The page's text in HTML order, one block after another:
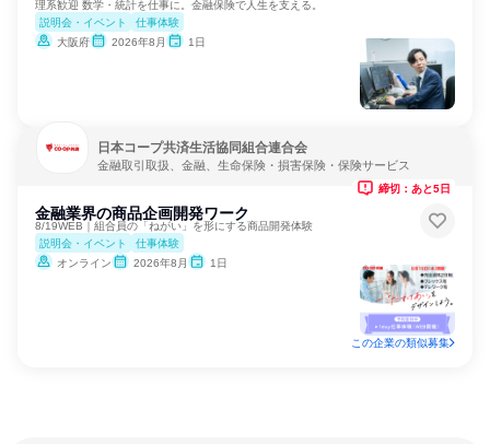
理系歓迎 数学・統計を仕事に。金融保険で人生を支える。
説明会・イベント
仕事体験
大阪府
2026年8月 1日
日本コープ共済生活協同組合連合会
金融取引取扱、金融、生命保険・損害保険・保険サービス
金融業界の商品企画開発ワーク
8/19WEB｜組合員の「ねがい」を形にする商品開発体験
説明会・イベント
仕事体験
オンライン
2026年8月 1日
締切：あと5日
この企業の類似募集